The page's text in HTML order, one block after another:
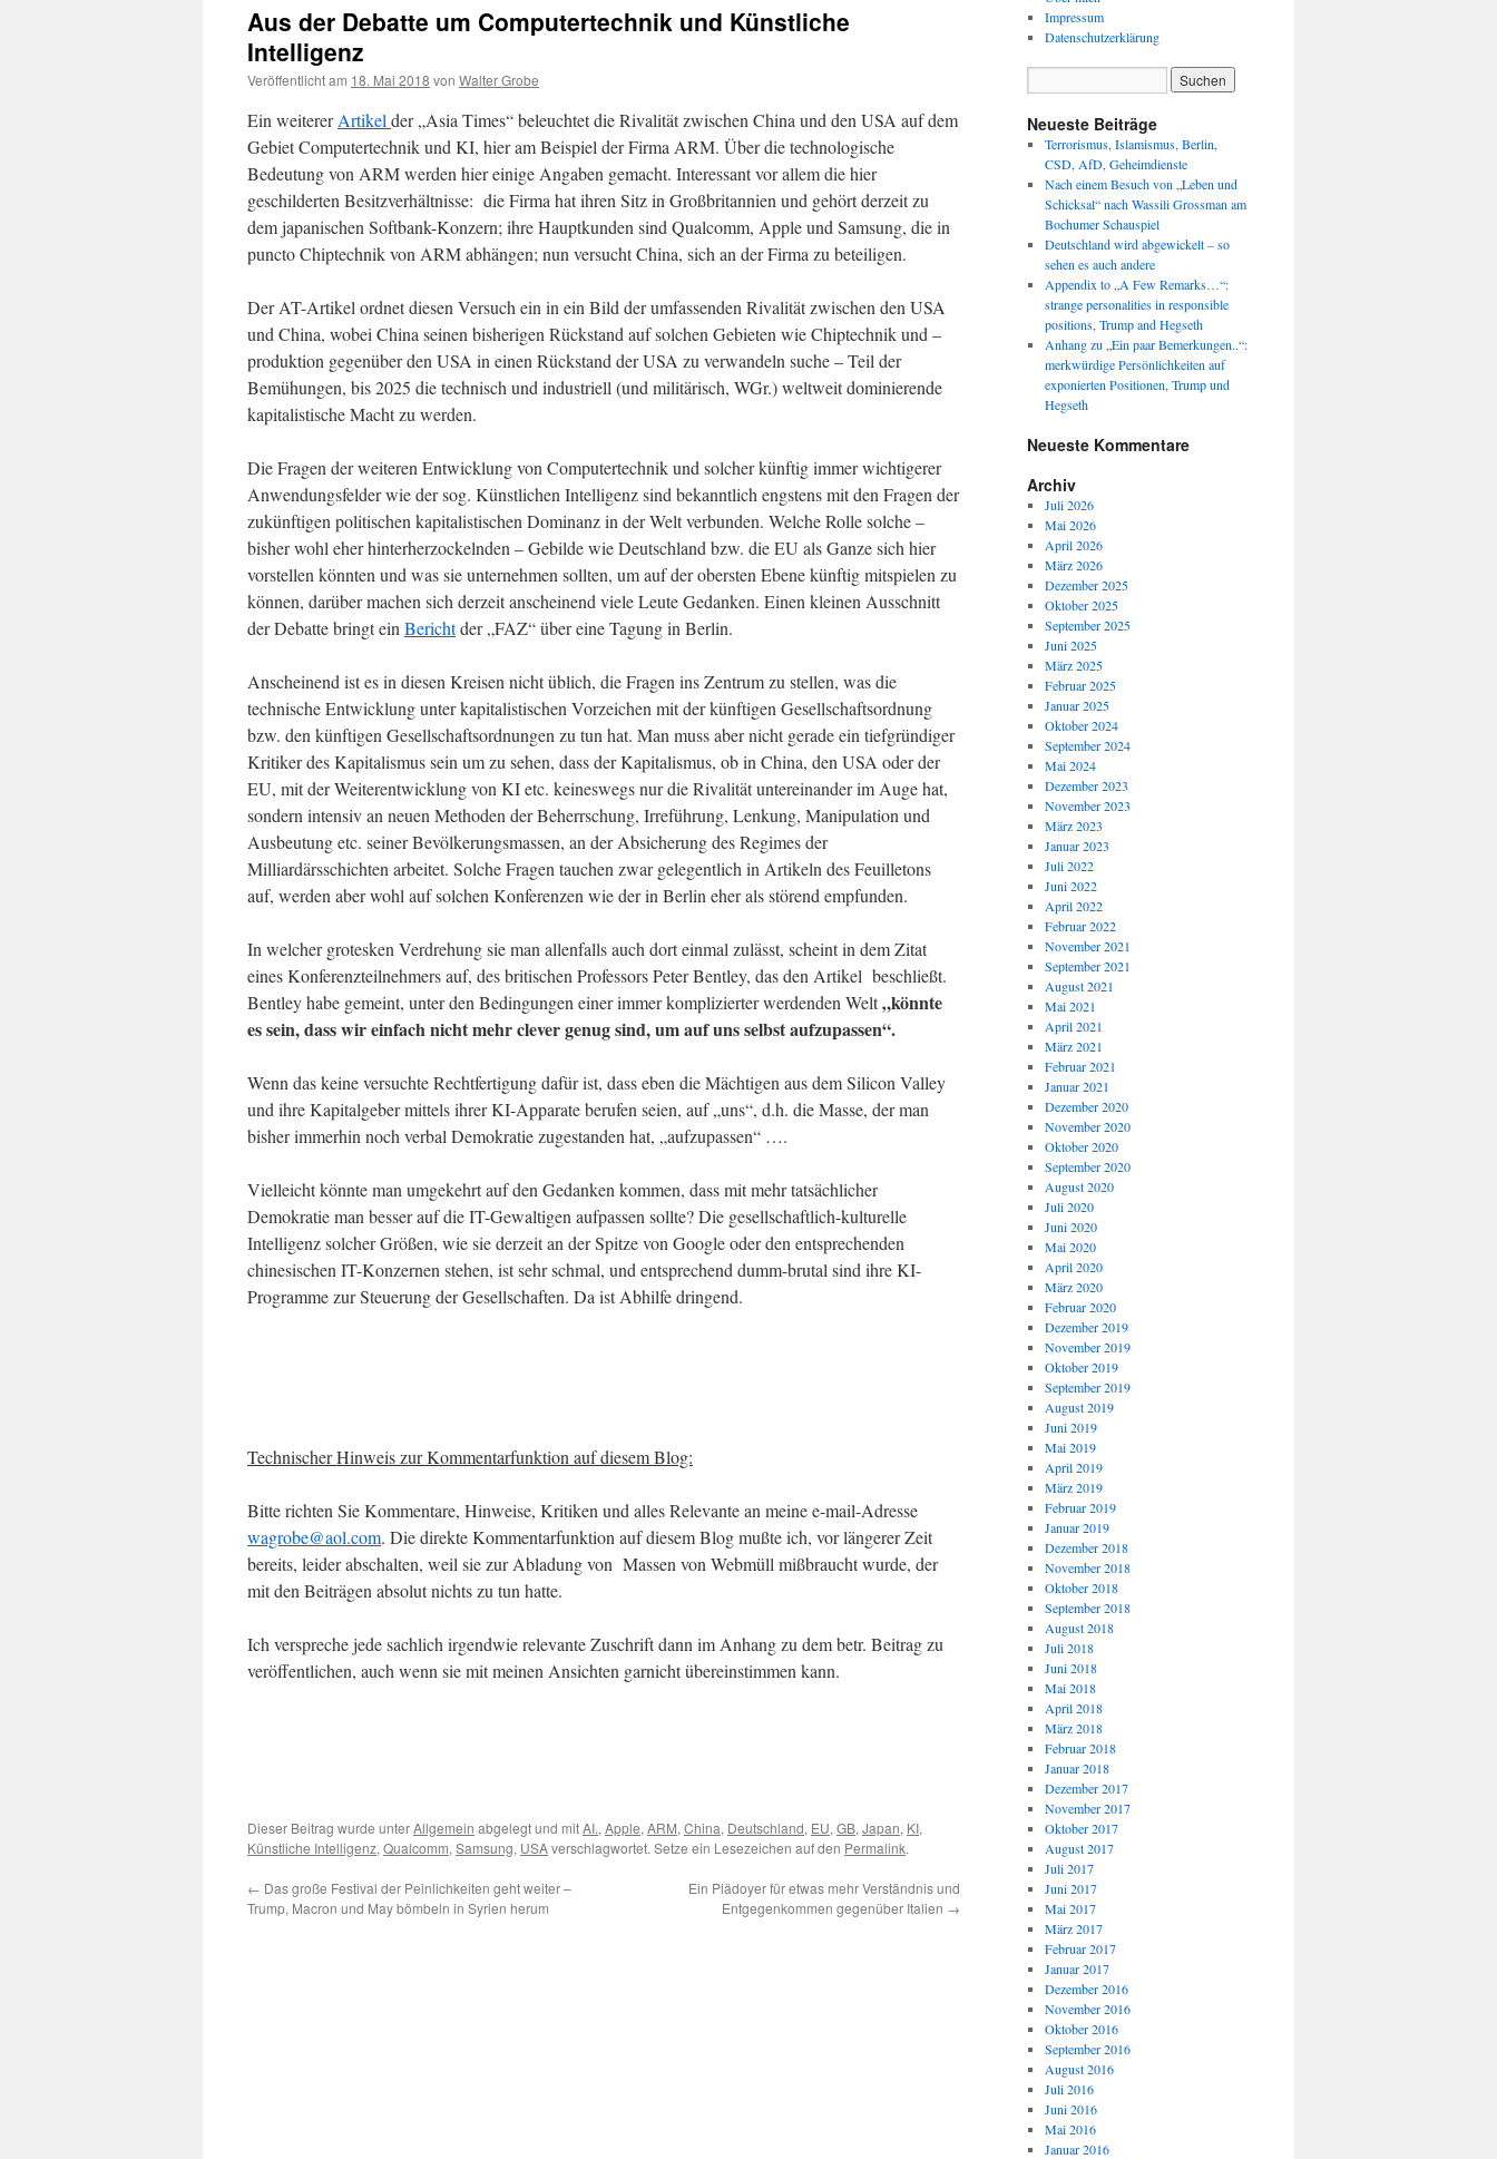
Aus der Debatte um Computertechnik und Künstliche
Intelligenz
Veröffentlicht am 18. Mai 2018 von Walter Grobe
Ein weitererArtikel der „Asia Times“ beleuchtet die Rivalität zwischen China und den USA auf dem
Gebiet Computertechnik und KI, hier am Beispiel der Firma ARM. Über die technologische
Bedeutung von ARM werden hier einige Angaben gemacht. Interessant vor allem die hier
geschilderten Besitzverhältnisse: die Firma hat ihren Sitz in Großbritannien und gehört derzeit zu
dem japanischen Softbank-Konzern; ihre Hauptkunden sind Qualcomm, Apple und Samsung, die in
puncto Chiptechnik von ARM abhängen; nun versucht China, sich an der Firma zu beteiligen.
Der AT-Artikel ordnet diesen Versuch ein in ein Bild der umfassenden Rivalität zwischen den USA
und China, wobei China seinen bisherigen Rückstand auf solchen Gebieten wie Chiptechnik und –
produktion gegenüber den USA in einen Rückstand der USA zu verwandeln suche – Teil der
Bemühungen, bis 2025 die technisch und industriell (und militärisch, WGr.) weltweit dominierende
kapitalistische Macht zu werden.
Die Fragen der weiteren Entwicklung von Computertechnik und solcher künftig immer wichtigerer
Anwendungsfelder wie der sog. Künstlichen Intelligenz sind bekanntlich engstens mit den Fragen der
zukünftigen politischen kapitalistischen Dominanz in der Welt verbunden. Welche Rolle solche –
bisher wohl eher hinterherzockelnden – Gebilde wie Deutschland bzw. die EU als Ganze sich hier
vorstellen könnten und was sie unternehmen sollten, um auf der obersten Ebene künftig mitspielen zu
können, darüber machen sich derzeit anscheinend viele Leute Gedanken. Einen kleinen Ausschnitt
der Debatte bringt ein Berichtder „FAZ“ über eine Tagung in Berlin.
Anscheinend ist es in diesen Kreisen nicht üblich, die Fragen ins Zentrum zu stellen, was die
technische Entwicklung unter kapitalistischen Vorzeichen mit der künftigen Gesellschaftsordnung
bzw. den künftigen Gesellschaftsordnungen zu tun hat. Man muss aber nicht gerade ein tiefgründiger
Kritiker des Kapitalismus sein um zu sehen, dass der Kapitalismus, ob in China, den USA oder der
EU, mit der Weiterentwicklung von KI etc. keineswegs nur die Rivalität untereinander im Auge hat,
sondern intensiv an neuen Methoden der Beherrschung, Irreführung, Lenkung, Manipulation und
Ausbeutung etc. seiner Bevölkerungsmassen, an der Absicherung des Regimes der
Milliardärsschichten arbeitet. Solche Fragen tauchen zwar gelegentlich in Artikeln des Feuilletons
auf, werden aber wohl auf solchen Konferenzen wie der in Berlin eher als störend empfunden.
In welcher grotesken Verdrehung sie man allenfalls auch dort einmal zulässt, scheint in dem Zitat
eines Konferenzteilnehmers auf, des britischen Professors Peter Bentley, das den Artikel beschließt.
Bentley habe gemeint, unter den Bedingungen einer immer komplizierter werdenden Welt„könnte
es sein, dass wir einfach nicht mehr clever genug sind, um auf uns selbst aufzupassen“.
Wenn das keine versuchte Rechtfertigung dafür ist, dass eben die Mächtigen aus dem Silicon Valley
und ihre Kapitalgeber mittels ihrer KI-Apparate berufen seien, auf „uns“, d.h. die Masse, der man
bisher immerhin noch verbal Demokratie zugestanden hat, „aufzupassen“ ….
Vielleicht könnte man umgekehrt auf den Gedanken kommen, dass mit mehr tatsächlicher
Demokratie man besser auf die IT-Gewaltigen aufpassen sollte? Die gesellschaftlich-kulturelle
Intelligenz solcher Größen, wie sie derzeit an der Spitze von Google oder den entsprechenden
chinesischen IT-Konzernen stehen, ist sehr schmal, und entsprechend dumm-brutal sind ihre KI-
Programme zur Steuerung der Gesellschaften. Da ist Abhilfe dringend.
Technischer Hinweis zur Kommentarfunktion auf diesem Blog:
Bitte richten Sie Kommentare, Hinweise, Kritiken und alles Relevante an meine e-mail-Adresse
wagrobe@aol.com. Die direkte Kommentarfunktion auf diesem Blog mußte ich, vor längerer Zeit
bereits, leider abschalten, weil sie zur Abladung von Massen von Webmüll mißbraucht wurde, der
mit den Beiträgen absolut nichts zu tun hatte.
Ich verspreche jede sachlich irgendwie relevante Zuschrift dann im Anhang zu dem betr. Beitrag zu
veröffentlichen, auch wenn sie mit meinen Ansichten garnicht übereinstimmen kann.
Dieser Beitrag wurde unterAllgemein abgelegt und mitAI., Apple, ARM, China, Deutschland, EU, GB, Japan, KI,
Künstliche Intelligenz, Qualcomm, Samsung, USAverschlagwortet. Setze ein Lesezeichen auf den Permalink.
← Das große Festival der Peinlichkeiten geht weiter –
Trump, Macron und May bömbeln in Syrien herum
Ein Plädoyer für etwas mehr Verständnis und
Entgegenkommen gegenüber Italien →
Impressum
Datenschutzerklärung
Neueste Beiträge
Terrorismus, Islamismus, Berlin,
CSD, AfD, Geheimdienste
Nach einem Besuch von „Leben und
Schicksal“ nach Wassili Grossman am
Bochumer Schauspiel
Deutschland wird abgewickelt – so
sehen es auch andere
Appendix to „A Few Remarks…“:
strange personalities in responsible
positions, Trump and Hegseth
Anhang zu „Ein paar Bemerkungen..“:
merkwürdige Persönlichkeiten auf
exponierten Positionen, Trump und
Hegseth
Neueste Kommentare
Archiv
Juli 2026
Mai 2026
April 2026
März 2026
Dezember 2025
Oktober 2025
September 2025
Juni 2025
März 2025
Februar 2025
Januar 2025
Oktober 2024
September 2024
Mai 2024
Dezember 2023
November 2023
März 2023
Januar 2023
Juli 2022
Juni 2022
April 2022
Februar 2022
November 2021
September 2021
August 2021
Mai 2021
April 2021
März 2021
Februar 2021
Januar 2021
Dezember 2020
November 2020
Oktober 2020
September 2020
August 2020
Juli 2020
Juni 2020
Mai 2020
April 2020
März 2020
Februar 2020
Dezember 2019
November 2019
Oktober 2019
September 2019
August 2019
Juni 2019
Mai 2019
April 2019
März 2019
Februar 2019
Januar 2019
Dezember 2018
November 2018
Oktober 2018
September 2018
August 2018
Juli 2018
Juni 2018
Mai 2018
April 2018
März 2018
Februar 2018
Januar 2018
Dezember 2017
November 2017
Oktober 2017
August 2017
Juli 2017
Juni 2017
Mai 2017
März 2017
Februar 2017
Januar 2017
Dezember 2016
November 2016
Oktober 2016
September 2016
August 2016
Juli 2016
Juni 2016
Mai 2016
Januar 2016